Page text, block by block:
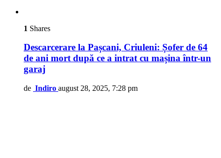
1 Shares
Descarcerare la Pașcani, Criuleni: Șofer de 64
de ani mort după ce a intrat cu mașina într-un
garaj
de Indiro august 28, 2025, 7:28 pm